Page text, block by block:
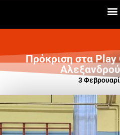
Πρόκριση στα
3